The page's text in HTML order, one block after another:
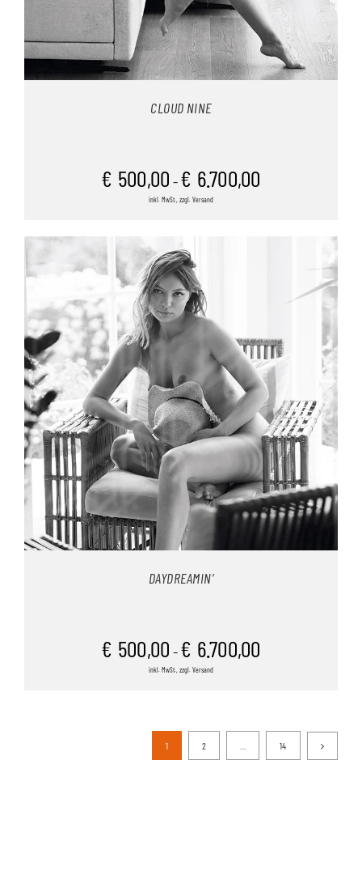
CLOUD NINE
€ 500,00 – € 6.700,00
inkl. MwSt., zzgl. Versand
DAYDREAMIN’
€ 500,00 – € 6.700,00
inkl. MwSt., zzgl. Versand
1 2 14